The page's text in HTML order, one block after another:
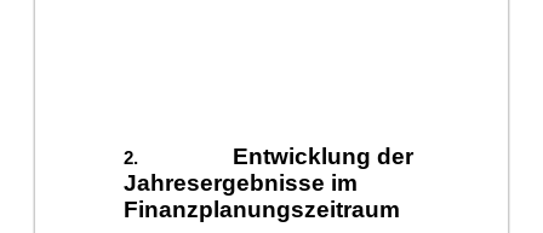
Entwicklung der
Jahresergebnisse im
Finanzplanungszeitraum